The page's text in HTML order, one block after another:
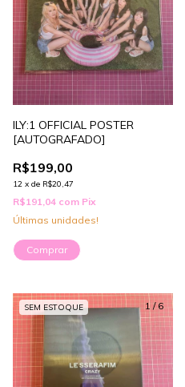
ILY:1 OFFICIAL POSTER
[AUTOGRAFADO]
R$199,00
12 x de R$20,47
R$191,04 com Pix
Últimas unidades!
1 / 6
SEM ESTOQUE